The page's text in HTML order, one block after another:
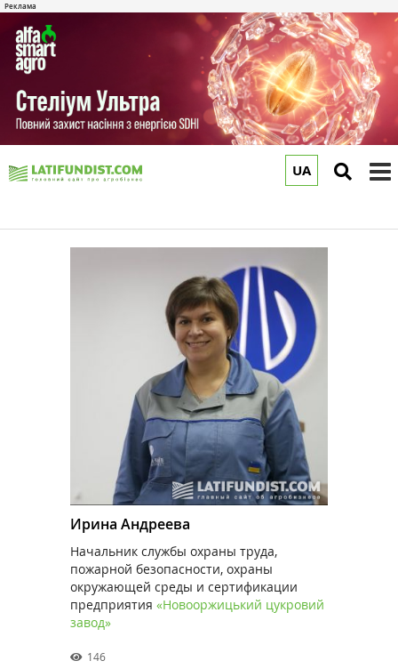
UA
Ирина Андреева
Начальник службы охраны труда,
пожарной безопасности, охраны
окружающей среды и сертификации
предприятия «Новооржицький цукровий
завод»
146